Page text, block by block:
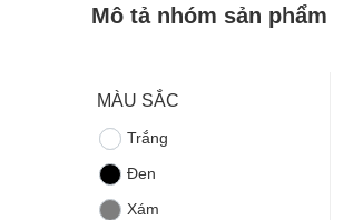
Mô tả nhóm sản phẩm
MÀU SẮC
Trắng
Đen
Xám